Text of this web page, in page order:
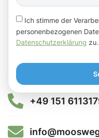
Ich stimme der
personenbezogenen
Datenschutzerklärung zu.
+49 151